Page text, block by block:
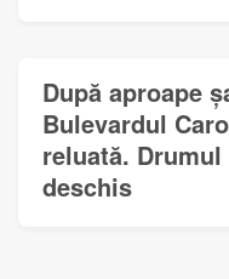
După aproape
Bulevardul
reluată.
deschis